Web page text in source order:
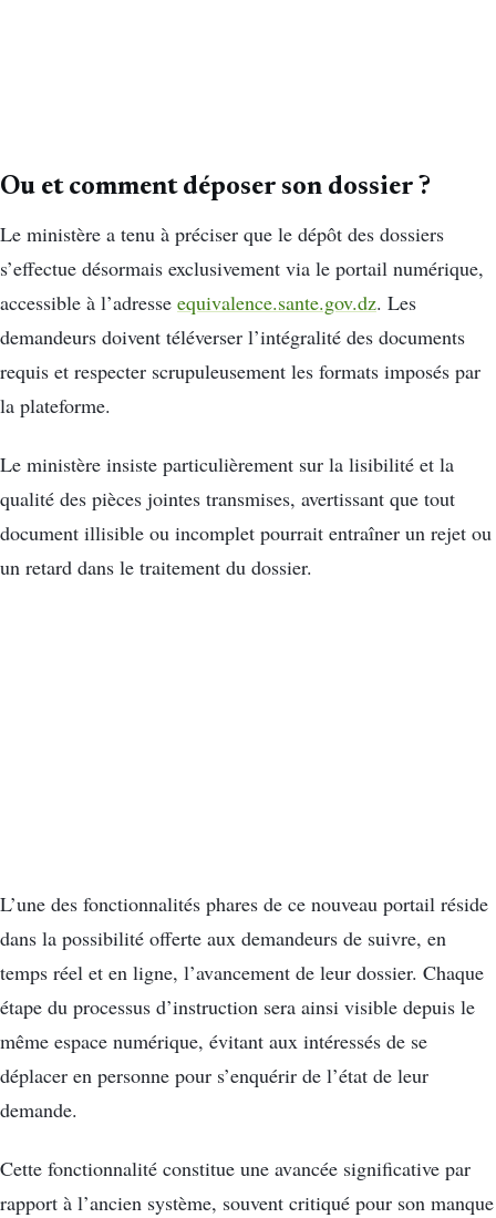
Ou et comment déposer son dossier ?
Le ministère a tenu à préciser que le dépôt des dossiers
s’effectue désormais exclusivement via le portail numérique,
accessible à l’adresse equivalence.sante.gov.dz. Les
demandeurs doivent téléverser l’intégralité des documents
requis et respecter scrupuleusement les formats imposés par
la plateforme.
Le ministère insiste particulièrement sur la lisibilité et la
qualité des pièces jointes transmises, avertissant que tout
document illisible ou incomplet pourrait entraîner un rejet ou
un retard dans le traitement du dossier.
L’une des fonctionnalités phares de ce nouveau portail réside
dans la possibilité offerte aux demandeurs de suivre, en
temps réel et en ligne, l’avancement de leur dossier. Chaque
étape du processus d’instruction sera ainsi visible depuis le
même espace numérique, évitant aux intéressés de se
déplacer en personne pour s’enquérir de l’état de leur
demande.
Cette fonctionnalité constitue une avancée significative par
rapport à l’ancien système, souvent critiqué pour son manque